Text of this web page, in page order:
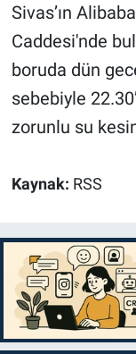
Sivas’ın
Caddesi'nde
boruda dün
sebebiyle
zorunlu su
Kaynak: RSS